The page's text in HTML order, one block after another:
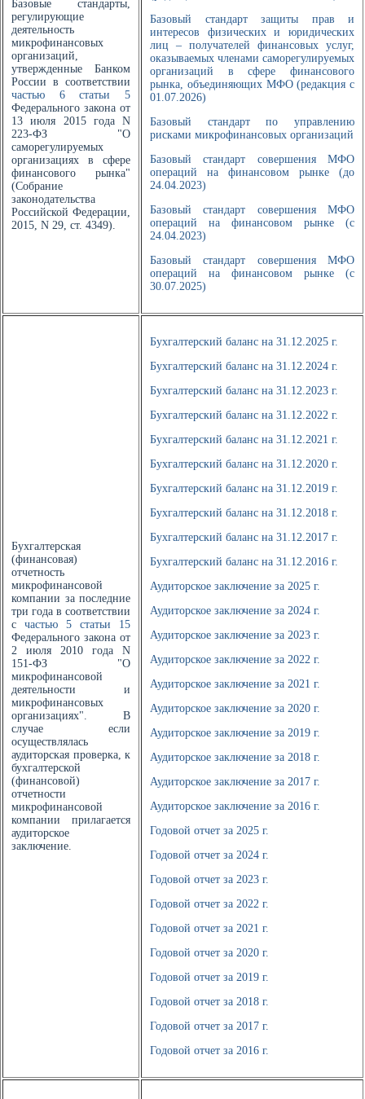
Базовые стандарты,
регулирующие
деятельность
микрофинансовых
организаций,
утвержденные Банком
России в соответствии
частью 6 статьи 5
Федерального закона от
13 июля 2015 года N
223-ФЗ "О
саморегулируемых
организациях в сфере
финансового рынка"
(Собрание
законодательства
Российской Федерации,
2015, N 29, ст. 4349).
Базовый стандарт защиты прав и
интересов физических и юридических
лиц – получателей финансовых услуг,
оказываемых членами саморегулируемых
организаций в сфере финансового
рынка, объединяющих МФО (редакция с
01.07.2026)
Базовый стандарт по управлению
рисками микрофинансовых организаций
Базовый стандарт совершения МФО
операций на финансовом рынке (до
24.04.2023)
Базовый стандарт совершения МФО
операций на финансовом рынке (с
24.04.2023)
Базовый стандарт совершения МФО
операций на финансовом рынке (с
30.07.2025)
Бухгалтерская
(финансовая)
отчетность
микрофинансовой
компании за последние
три года в соответствии
с частью 5 статьи 15
Федерального закона от
2 июля 2010 года N
151-ФЗ "О
микрофинансовой
деятельности и
микрофинансовых
организациях". В
случае если
осуществлялась
аудиторская проверка, к
бухгалтерской
(финансовой)
отчетности
микрофинансовой
компании прилагается
аудиторское
заключение.
Бухгалтерский баланс на 31.12.2025 г.
Бухгалтерский баланс на 31.12.2024 г.
Бухгалтерский баланс на 31.12.2023 г.
Бухгалтерский баланс на 31.12.2022 г.
Бухгалтерский баланс на 31.12.2021 г.
Бухгалтерский баланс на 31.12.2020 г.
Бухгалтерский баланс на 31.12.2019 г.
Бухгалтерский баланс на 31.12.2018 г.
Бухгалтерский баланс на 31.12.2017 г.
Бухгалтерский баланс на 31.12.2016 г.
Аудиторское заключение за 2025 г.
Аудиторское заключение за 2024 г.
Аудиторское заключение за 2023 г.
Аудиторское заключение за 2022 г.
Аудиторское заключение за 2021 г.
Аудиторское заключение за 2020 г.
Аудиторское заключение за 2019 г.
Аудиторское заключение за 2018 г.
Аудиторское заключение за 2017 г.
Аудиторское заключение за 2016 г.
Годовой отчет за 2025 г.
Годовой отчет за 2024 г.
Годовой отчет за 2023 г.
Годовой отчет за 2022 г.
Годовой отчет за 2021 г.
Годовой отчет за 2020 г.
Годовой отчет за 2019 г.
Годовой отчет за 2018 г.
Годовой отчет за 2017 г.
Годовой отчет за 2016 г.